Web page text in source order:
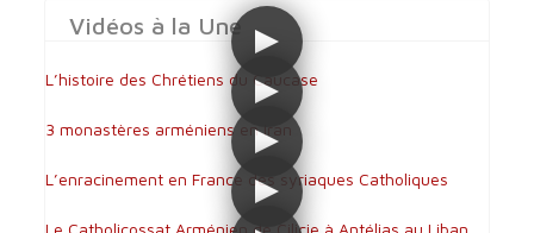
Vidéos à la Une
L’histoire des Chrétiens du Caucase
3 monastères arméniens en Iran
L’enracinement en France des syriaques Catholiques
Le Catholicossat Arménien de Cilicie à Antélias au Liban